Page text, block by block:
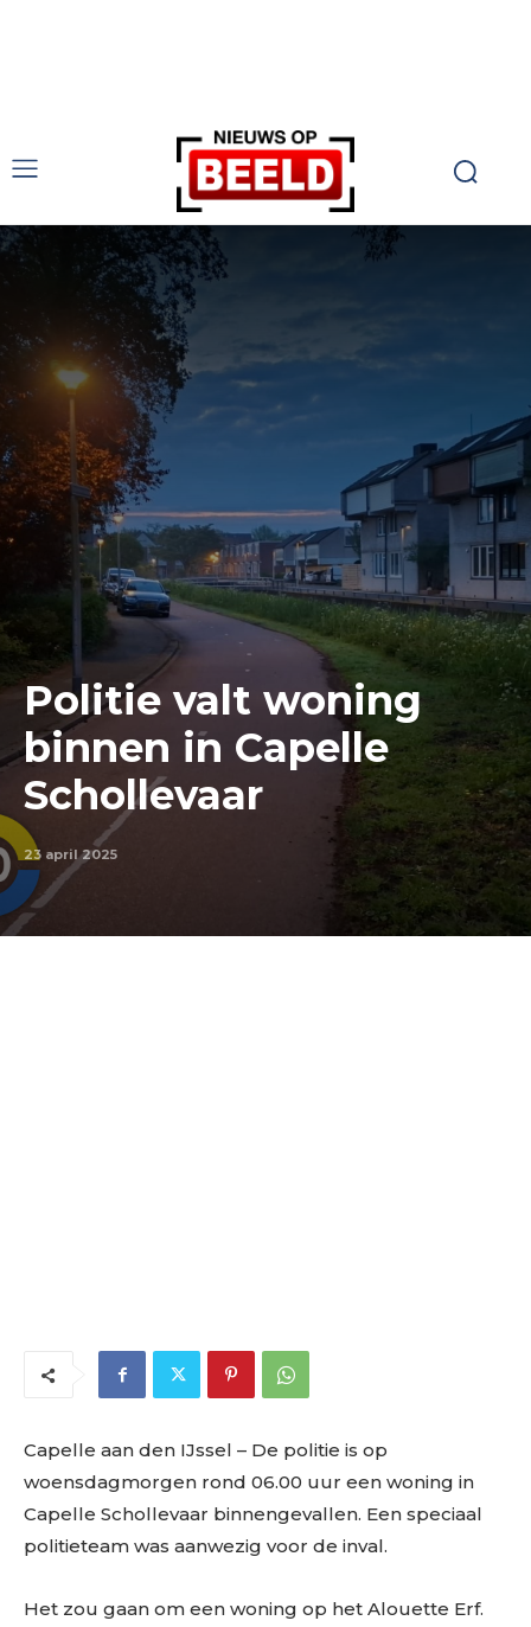
Politie valt woning
binnen in Capelle
Schollevaar
23 april 2025
Capelle aan den IJssel – De politie is op
woensdagmorgen rond 06.00 uur een woning in
Capelle Schollevaar binnengevallen. Een speciaal
politieteam was aanwezig voor de inval.
Het zou gaan om een woning op het Alouette Erf.